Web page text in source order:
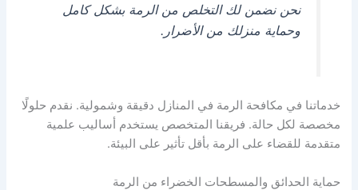
نحن نضمن لك التخلص من الرمة بشكل كامل
وحماية منزلك من الأضرار.
خدماتنا في مكافحة الرمة في المنازل دقيقة وشمولية. نقدم حلولًا
مخصصة لكل حالة. فريقنا المتخصص يستخدم أساليب علمية
متقدمة للقضاء على الرمة بأقل تأثير على البيئة.
حماية الحدائق والمسطحات الخضراء من الرمة